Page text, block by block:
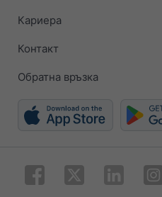
Кариера
Контакт
Обратна връзка